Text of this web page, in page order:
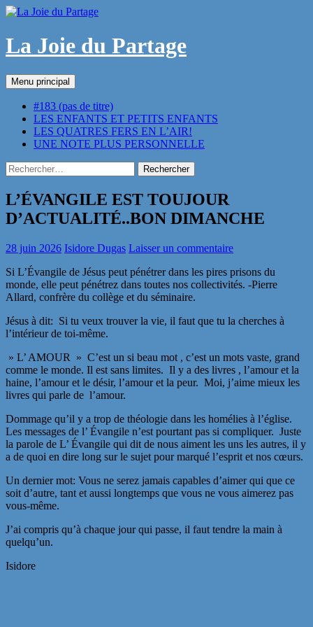
Aller
contenu
La Joie du Partage
Recherche
Menu principal
#183 (pas de titre)
LES ENFANTS ET PETITS ENFANTS
LES QUATRES FERS EN L’AIR!
UNE NOTE PLUS PERSONNELLE
Rechercher :
L’ÉVANGILE EST TOUJOUR
D’ACTUALITÉ..BON DIMANCHE
28 juin 2026 Isidore Dugas Laisser un commentaire
Si L’Évangile de Jésus peut pénétrer dans les pires prisons du
monde, elle peut pénétrez dans toutes nos collectivités. -Pierre
Allard, confrère du collège et du séminaire.
Jésus à dit: Si tu veux trouver la vie, il faut que tu la cherches à
l’intérieur de toi-même.
» L’ AMOUR » C’est un si beau mot , c’est un mots vaste, grand
comme le monde. Il est sans limites. Il y a des livres , l’amour et la
haine, l’amour et le désir, l’amour et la peur. Moi, j’aime mieux les
livres qui parle de l’amour.
Dommage qu’il y a trop de théologie dans les homélies à l’église.
Les messages de l’ Évangile n’est pourtant pas si compliquer. Juste
la parole de L’ Évangile qui dit de nous aiment les uns les autres, il y
a de quoi en dire long sur le sujet pour marqué l’esprit et nos cœurs.
Un dernier mot: Vous ne serez jamais capables d’aimer qui que ce
soit d’autre, tant et aussi longtemps que vous ne vous aimerez pas
vous-même.
J’ai compris qu’à chaque jour qui passe, il faut tendre la main à
quelqu’un.
Isidore